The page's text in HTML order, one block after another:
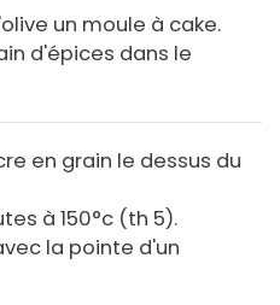
un moule à cake.
d'épices dans le
en grain le dessus du
à 150°c (th 5).
la pointe d'un